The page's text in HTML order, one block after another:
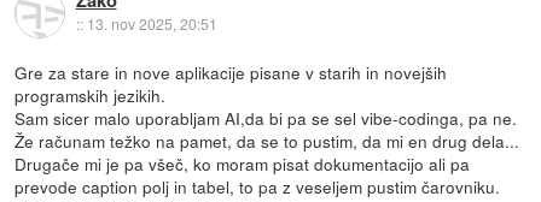
:: 13. nov 2025, 20:51
Gre za stare in nove aplikacije pisane v starih in novejših
programskih jezikih.
Sam sicer malo uporabljam AI,da bi pa se sel vibe-codinga, pa ne.
Že računam težko na pamet, da se to pustim, da mi en drug dela...
Drugače mi je pa všeč, ko moram pisat dokumentacijo ali pa
prevode caption polj in tabel, to pa z veseljem pustim čarovniku.